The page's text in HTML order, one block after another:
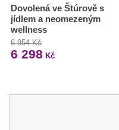
Dovolená ve Štúrově s
jídlem a neomezeným
wellness
6 954 Kč
6 298 Kč